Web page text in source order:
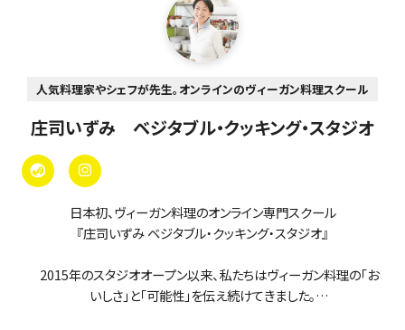
人気料理家やシェフが先生。オンラインのヴィーガン料理スクール
庄司いずみ ベジタブル・クッキング・スタジオ
日本初、ヴィーガン料理のオンライン専門スクール
『庄司いずみ ベジタブル・クッキング・スタジオ』
2015年のスタジオオープン以来、私たちはヴィーガン料理の「お
いしさ」と「可能性」を伝え続けてきました。